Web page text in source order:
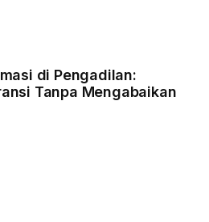
di Pengadilan:
Tanpa Mengabaikan